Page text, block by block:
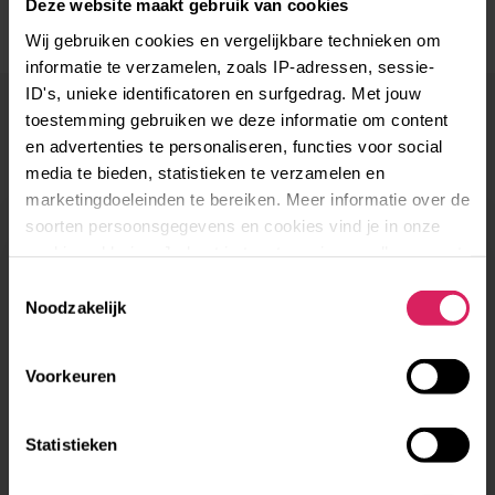
Deze website maakt gebruik van cookies
Wij gebruiken cookies en vergelijkbare technieken om
informatie te verzamelen, zoals IP-adressen, sessie-
ID's, unieke identificatoren en surfgedrag. Met jouw
toestemming gebruiken we deze informatie om content
en advertenties te personaliseren, functies voor social
media te bieden, statistieken te verzamelen en
marketingdoeleinden te bereiken. Meer informatie over de
soorten persoonsgegevens en cookies vind je in onze
Noodzakelijk
Voorkeuren
Statistieken
You May Also Like
Solidariteitsproject
De
ontmoetingsplek